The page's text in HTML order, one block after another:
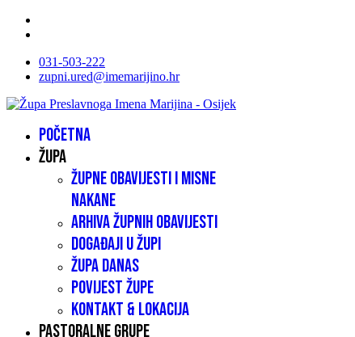
031-503-222
zupni.ured@imemarijino.hr
Početna
Župa
Župne obavijesti i misne
nakane
Arhiva župnih obavijesti
Događaji u župi
Župa danas
Povijest župe
Kontakt & lokacija
Pastoralne grupe